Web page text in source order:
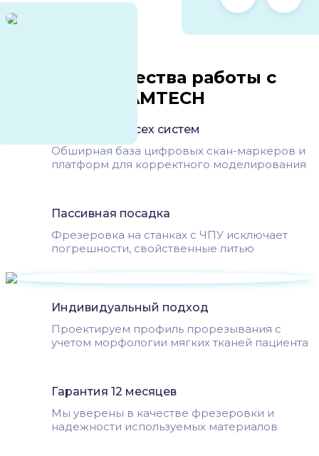
Преимущества работы с
CAMTECH
Библиотеки всех систем
Обширная база цифровых скан-маркеров и
платформ для корректного моделирования
Пассивная посадка
Фрезеровка на станках с ЧПУ исключает
погрешности, свойственные литью
Индивидуальный подход
Проектируем профиль прорезывания с
учетом морфологии мягких тканей пациента
Гарантия 12 месяцев
Мы уверены в качестве фрезеровки и
надежности используемых материалов